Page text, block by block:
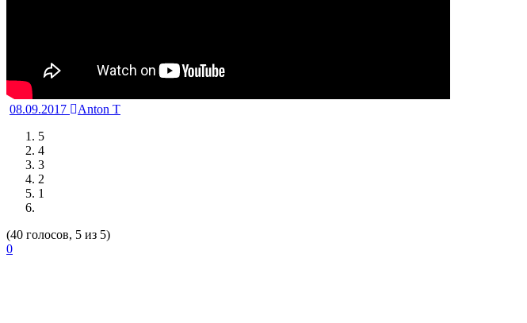
08.09.2017
Anton T
5
4
3
2
1
(40 голосов, 5 из 5)
0